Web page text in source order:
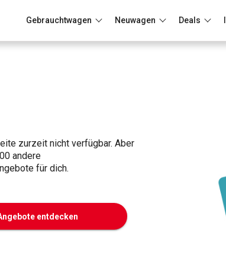
Gebrauchtwagen Neuwagen Deals
zurzeit nicht verfügbar. Aber
andere
für dich.
entdecken